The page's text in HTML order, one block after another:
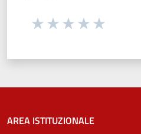
Seleziona una
AREA ISTITUZIONALE